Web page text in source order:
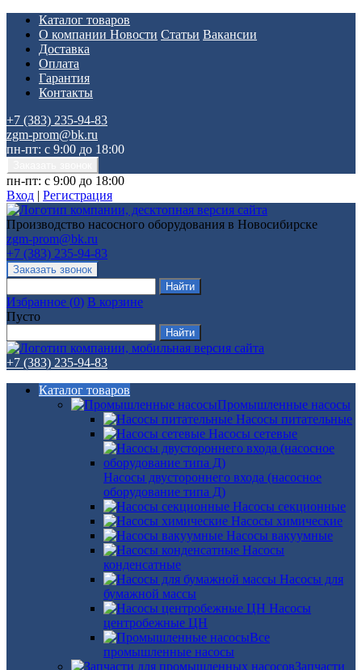
Каталог товаров
О компании Новости Статьи Вакансии
Доставка
Оплата
Гарантия
Контакты
+7 (383) 235-94-83
zgm-prom@bk.ru
пн-пт: с 9:00 до 18:00
пн-пт: с 9:00 до 18:00
Вход | Регистрация
Производство насосного оборудования в Новосибирске
zgm-prom@bk.ru
+7 (383) 235-94-83
Избранное (0) В корзине
Пусто
+7 (383) 235-94-83
Каталог товаров
Промышленные насосы
Насосы питательные
Насосы сетевые
Насосы двустороннего входа (насосное
оборудование типа Д)
Насосы секционные
Насосы химические
Насосы вакуумные
Насосы
конденсатные
Насосы для
бумажной массы
Насосы
центробежные ЦН
Все
промышленные насосы
Запчасти